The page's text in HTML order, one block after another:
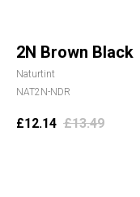
2N Brown Black
Naturtint
NAT2N-NDR
£12.14 £13.49